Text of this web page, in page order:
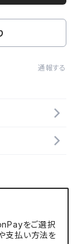
通報する
をご選択
支払い方法を